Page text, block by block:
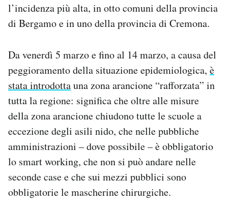
l’incidenza più alta, in otto comuni della provincia
di Bergamo e in uno della provincia di Cremona.
Da venerdì 5 marzo e fino al 14 marzo, a causa del
peggioramento della situazione epidemiologica, è
stata introdottauna zona arancione “rafforzata” in
tutta la regione: significa che oltre alle misure
della zona arancione chiudono tutte le scuole a
eccezione degli asili nido, che nelle pubbliche
amministrazioni – dove possibile – è obbligatorio
lo smart working, che non si può andare nelle
seconde case e che sui mezzi pubblici sono
obbligatorie le mascherine chirurgiche.